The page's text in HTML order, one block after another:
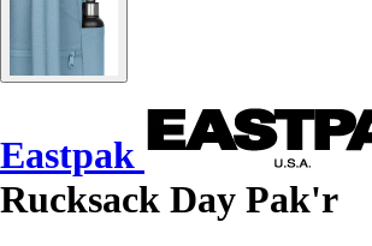
Eastpak
Rucksack Day Pak'r